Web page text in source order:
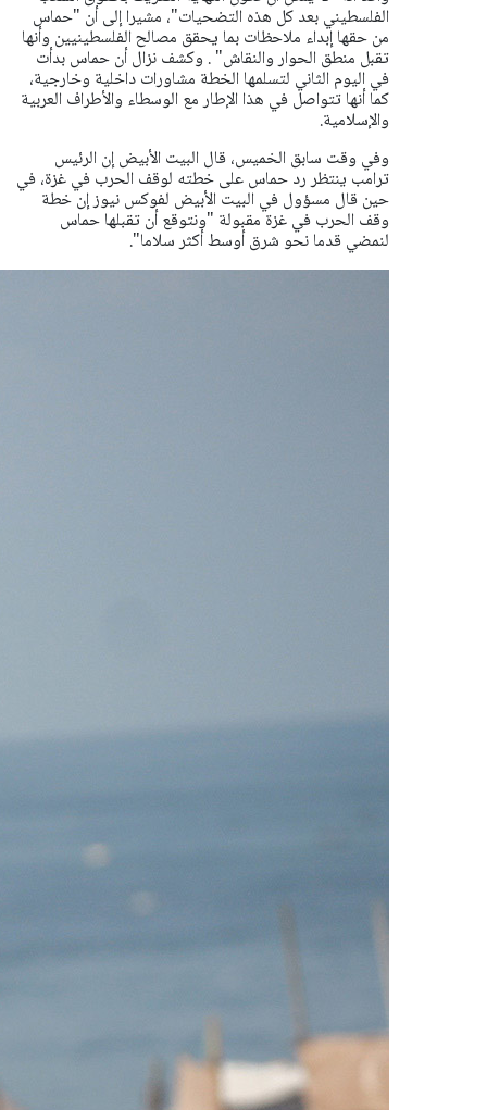
الفلسطيني بعد كل هذه التضحيات"، مشيرا إلى أن "حماس
من حقها إبداء ملاحظات بما يحقق مصالح الفلسطينيين وأنها
تقبل منطق الحوار والنقاش" . وكشف نزال أن حماس بدأت
في اليوم الثاني لتسلمها الخطة مشاورات داخلية وخارجية،
كما أنها تتواصل في هذا الإطار مع الوسطاء والأطراف العربية
والإسلامية.
وفي وقت سابق الخميس، قال البيت الأبيض إن الرئيس
ترامب ينتظر رد حماس على خطته لوقف الحرب في غزة، في
حين قال مسؤول في البيت الأبيض لفوكس نيوز إن خطة
وقف الحرب في غزة مقبولة "ونتوقع أن تقبلها حماس
لنمضي قدما نحو شرق أوسط أكثر سلاما".